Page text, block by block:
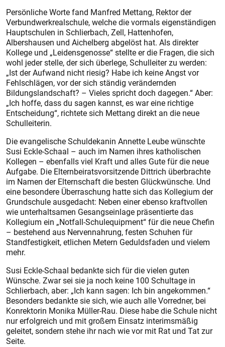
Persönliche Worte fand Manfred Mettang, Rektor der
Verbundwerkrealschule, welche die vormals eigenständigen
Hauptschulen in Schlierbach, Zell, Hattenhofen,
Albershausen und Aichelberg abgelöst hat. Als direkter
Kollege und „Leidensgenosse“ stellte er die Fragen, die sich
wohl jeder stelle, der sich überlege, Schulleiter zu werden:
„Ist der Aufwand nicht riesig? Habe ich keine Angst vor
Fehlschlägen, vor der sich ständig verändernden
Bildungslandschaft? – Vieles spricht doch dagegen.“ Aber:
„Ich hoffe, dass du sagen kannst, es war eine richtige
Entscheidung“, rich­tete sich Mettang direkt an die neue
Schulleiterin.
Die evangelische Schuldekanin Annette Leube wünschte
Susi Eckle-Schaal – auch im Namen ihres katholischen
Kollegen – ebenfalls viel Kraft und alles Gute für die neue
Aufgabe. Die Elternbeiratsvorsitzende Dittrich überbrachte
im Namen der Elternschaft die besten Glückwünsche. Und
eine besondere Überraschung hatte sich das Kollegium der
Grundschule ausgedacht: Neben einer ebenso kraftvollen
wie unterhaltsamen Gesangseinlage präsentierte das
Kollegium ein „Notfall-Schulequipment“ für die neue Chefin
– bestehend aus Nervennahrung, festen Schuhen für
Standfestigkeit, etlichen Metern Geduldsfaden und vielem
mehr.
Susi Eckle-Schaal bedankte sich für die vielen guten
Wünsche. Zwar sei sie ja noch keine 100 Schultage in
Schlierbach, aber: „Ich kann sagen: Ich bin angekommen.“
Besonders bedankte sie sich, wie auch alle Vorredner, bei
Konrektorin Monika Müller-Rau. Diese habe die Schule nicht
nur erfolgreich und mit großem Einsatz interimsmäßig
geleitet, sondern stehe ihr nach wie vor mit Rat und Tat zur
Seite.